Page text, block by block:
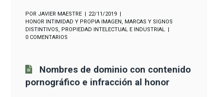
POR JAVIER MAESTRE
22/11/2019
HONOR INTIMIDAD Y PROPIA IMAGEN , MARCAS Y SIGNOS
DISTINTIVOS, PROPIEDAD INTELECTUAL E INDUSTRIAL
0 COMENTARIOS
Nombres de dominio con contenido
pornográfico e infracción al honor